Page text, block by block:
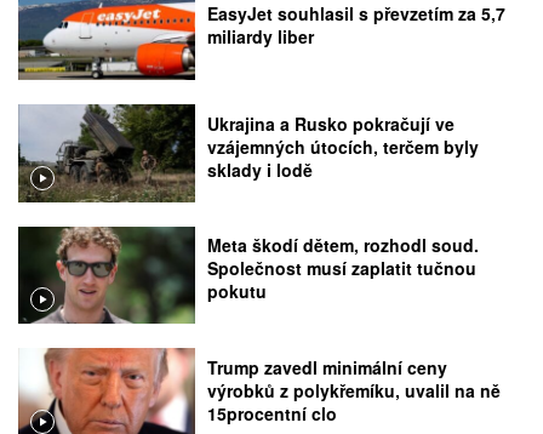
EasyJet souhlasil s převzetím za 5,7
miliardy liber
Ukrajina a Rusko pokračují ve
vzájemných útocích, terčem byly
sklady i lodě
Meta škodí dětem, rozhodl soud.
Společnost musí zaplatit tučnou
pokutu
Trump zavedl minimální ceny
výrobků z polykřemíku, uvalil na ně
15procentní clo